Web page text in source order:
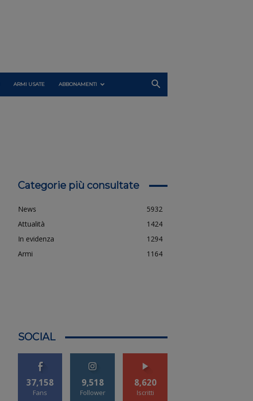
ARMI USATE ABBONAMENTI
Categorie più consultate
News
5932
Attualità
1424
In evidenza
1294
Armi
1164
SOCIAL
37,158
Fans
9,518
Follower
8,620
Iscritti